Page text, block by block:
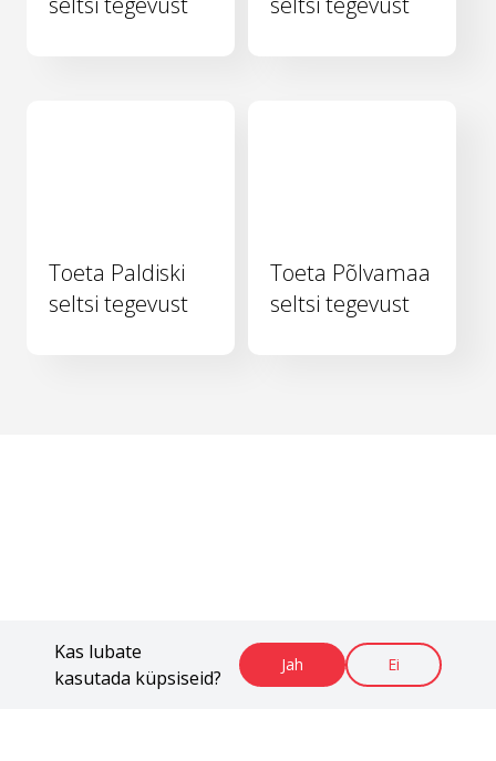
Kas lubate
kasutada küpsiseid?
Jah Ei
Toeta Paldiski
seltsi tegevust
Toeta Põlvamaa
seltsi tegevust